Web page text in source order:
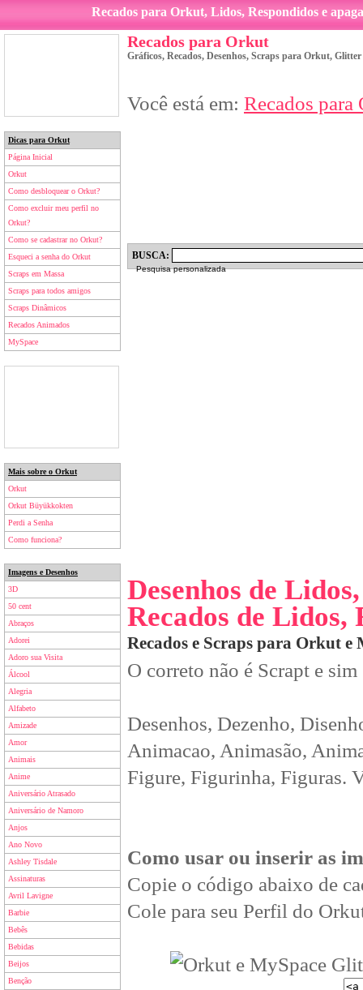
Recados para Orkut, Lidos, Respondidos e
Dicas para Orkut
Página Inicial
Orkut
Como desbloquear o Orkut?
Como excluir meu perfil no
Orkut?
Como se cadastrar no Orkut?
Esqueci a senha do Orkut
Scraps em Massa
Scraps para todos amigos
Scraps Dinâmicos
Recados Animados
MySpace
Mais sobre o Orkut
Orkut
Orkut Büyükkokten
Perdi a Senha
Como funciona?
Imagens e Desenhos
3D
50 cent
Abraços
Adorei
Adoro sua Visita
Álcool
Alegria
Alfabeto
Amizade
Amor
Animais
Anime
Aniversário Atrasado
Aniversário de Namoro
Anjos
Ano Novo
Ashley Tisdale
Assinaturas
Avril Lavigne
Barbie
Bebês
Bebidas
Beijos
Benção
Recados para Orkut
Gráficos, Recados, Desenhos, Scraps para Orkut,
Você está em: Recados para
BUSCA:
Pesquisa personalizada
Desenhos de
Recados de Lidos,
Recados e Scraps para Orkut e
O correto não é Scrapt e
Desenhos, Dezenho,
Animacao, Animasão,
Figure, Figurinha, Figuras.
Como usar ou inserir as
Copie o código abaixo de
Cole para seu Perfil do